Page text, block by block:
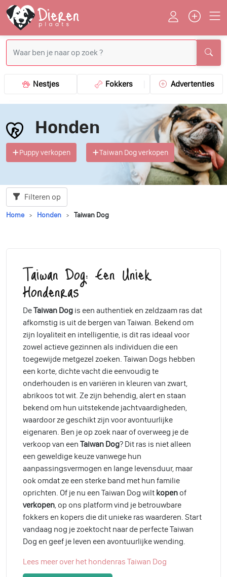
Nestjes Fokkers Advertenties
Honden
Puppy verkopen Taiwan Dog verkopen
Filteren op
Home Honden Taiwan Dog
Taiwan Dog: Een Uniek
Hondenras
DeTaiwan Dog is een authentiek en zeldzaam ras dat
afkomstig is uit de bergen van Taiwan. Bekend om
zijn loyaliteit en intelligentie, is dit ras ideaal voor
zowel actieve gezinnen als individuen die een
toegewijde metgezel zoeken. Taiwan Dogs hebben
een korte, dichte vacht die eenvoudig te
onderhouden is en variëren in kleuren van zwart,
abrikoos tot wit. Ze zijn behendig, alert en staan
bekend om hun uitstekende jachtvaardigheden,
waardoor ze geschikt zijn voor avontuurlijke
eigenaren. Ben je op zoek naar of overweeg je de
verkoop van een Taiwan Dog? Dit ras is niet alleen
een geweldige keuze vanwege hun
aanpassingsvermogen en lange levensduur, maar
ook omdat ze een sterke band met hun familie
oprichten. Of je nu een Taiwan Dog wilt kopen of
verkopen, op ons platform vind je betrouwbare
fokkers en kopers die dit unieke ras waarderen. Start
vandaag nog je zoektocht naar de perfecte Taiwan
Dog en geef je leven een avontuurlijke wending.
Lees meer over het hondenras Taiwan Dog